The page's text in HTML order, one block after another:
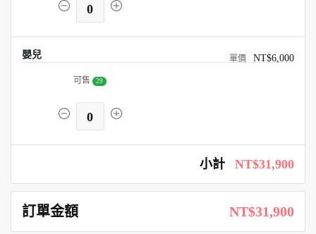
0
嬰兒 NT$6,000
可售 29
0
小計 NT$31,900
訂單金額 NT$31,900